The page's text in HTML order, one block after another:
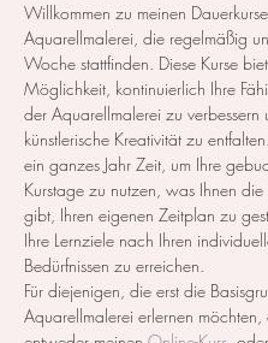
Willkommen zu meinen
Aquarellmalerei, die regelmäßig
Woche stattfinden. Diese Kurse
Möglichkeit, kontinuierlich Ihre
der Aquarellmalerei zu verbessern
künstlerische Kreativität zu
ein ganzes Jahr Zeit, um Ihre
Kurstage zu nutzen, was Ihnen die
gibt, Ihren eigenen Zeitplan zu
Ihre Lernziele nach Ihren
Bedürfnissen zu erreichen.
Für diejenigen, die erst die
Aquarellmalerei erlernen möchten,